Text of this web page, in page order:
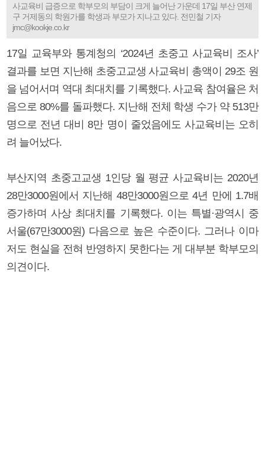
사교육비 급증으로 학부모의 부담이 크게 늘어난 가운데 17일 부산 연제
구 거제동의 학원가를 학생과 부모가 지나고 있다. 전민철 기자
jmc@kookje.co.kr
17일 교육부와 통계청의 ‘2024년 초중고 사교육비 조사’
결과를 보면 지난해 초중고교생 사교육비 총액이 29조 원
을 넘어서며 역대 최대치를 기록했다. 사교육 참여율은 처
음으로 80%를 돌파했다. 지난해 전체 학생 수가 약 513만
명으로 전년 대비 8만 명이 줄었음에도 사교육비는 오히
려 늘어났다.
부산지역 초중고교생 1인당 월 평균 사교육비는 2020년
28만3000원에서 지난해 48만3000원으로 4년 만에 1.7배
증가하며 사상 최대치를 기록했다. 이는 특별·광역시 중
서울(67만3000원) 다음으로 높은 수준이다. 그러나 이마
저도 현실을 전혀 반영하지 못한다는 게 대부분 학부모의
의견이다.